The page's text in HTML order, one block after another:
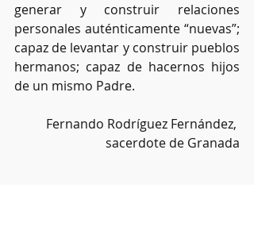
generar y construir relaciones
personales auténticamente “nuevas”;
capaz de levantar y construir pueblos
hermanos; capaz de hacernos hijos
de un mismo Padre.
Fernando Rodríguez Fernández,
sacerdote de Granada